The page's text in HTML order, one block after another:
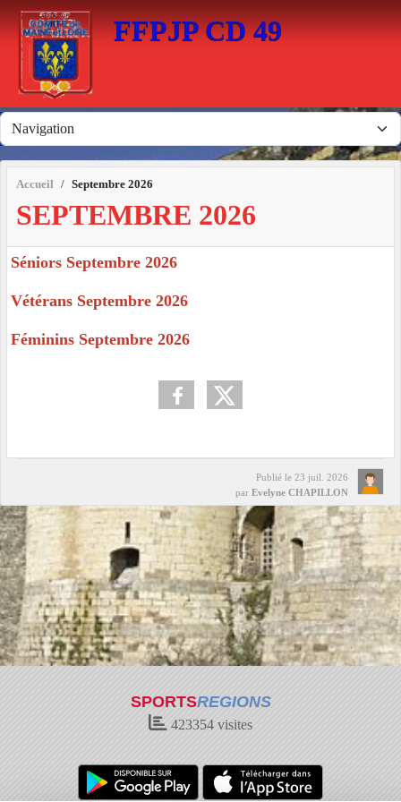
FFPJP CD 49
Accueil Septembre 2026
SEPTEMBRE 2026
Séniors Septembre 2026
Vétérans Septembre 2026
Féminins Septembre 2026
Publié le 23 juil. 2026
par Evelyne CHAPILLON
SPORTSREGIONS
423354 visites
Panneau de gestion des cookies